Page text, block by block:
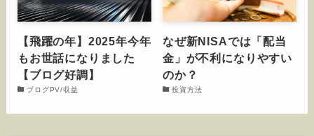
【飛躍の年】2025年今年
もお世話になりました
【ブログ好調】
ブログPV/収益
なぜ新NISAでは「配当
金」が不利になりやすい
のか？
投資方法